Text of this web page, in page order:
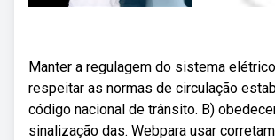
Manter a regulagem do sistema
respeitar as normas de circulação
código nacional de trânsito. B)
sinalização das. Webpara usar